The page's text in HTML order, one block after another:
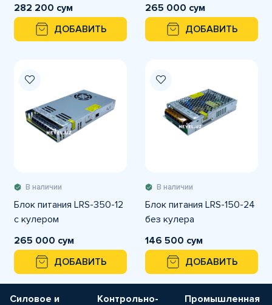
282 200 сум
ДОБАВИТЬ
265 000 сум
ДОБАВИТЬ
В наличии
Блок питания LRS-350-12
c кулером
265 000 сум
ДОБАВИТЬ
В наличии
Блок питания LRS-150-24
без кулера
146 500 сум
ДОБАВИТЬ
Силовое и
Контрольно-
Промышленная